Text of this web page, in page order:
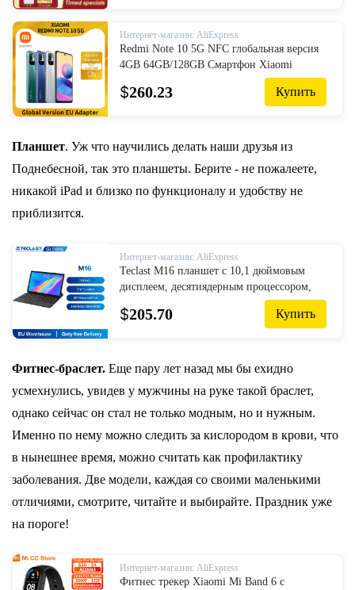
Интернет-магазин: AliExpress
Redmi Note 10 5G NFC глобальная версия
4GB 64GB/128GB Смартфон Xiaomi
Dimensity 700 6,5 "90 Гц дисплей 5000
мА/ч, 48MP камера
$260.23 Купить
Планшет. Уж что научились делать наши друзья из
Поднебесной, так это планшеты. Берите - не пожалеете,
никакой iPad и близко по функционалу и удобству не
приблизится.
Интернет-магазин: AliExpress
Teclast M16 планшет с 10,1 дюймовым
дисплеем, десятиядерным процессором,
ОЗУ 4 Гб, ПЗУ 11,6 ГБ, 128 мАч, 7500
мАч|Планшеты| | АлиЭкспресс
$205.70 Купить
Фитнес-браслет. Еще пару лет назад мы бы ехидно
усмехнулись, увидев у мужчины на руке такой браслет,
однако сейчас он стал не только модным, но и нужным.
Именно по нему можно следить за кислородом в крови, что
в нынешнее время, можно считать как профилактику
заболевания. Две модели, каждая со своими маленькими
отличиями, смотрите, читайте и выбирайте. Праздник уже
на пороге!
Интернет-магазин: AliExpress
Фитнес трекер Xiaomi Mi Band 6 с